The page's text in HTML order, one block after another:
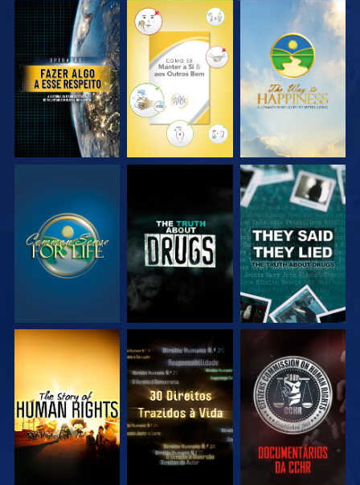
VEJA VEJA VEJA
VEJA VEJA VEJA
VEJA VEJA VEJA